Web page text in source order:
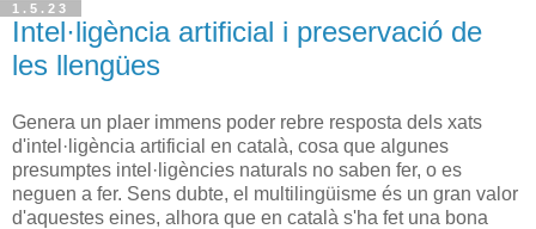
1.5.23
Intel·ligència artificial i preservació de
les llengües
Genera un plaer immens poder rebre resposta dels xats
d'intel·ligència artificial en català, cosa que algunes
presumptes intel·ligències naturals no saben fer, o es
neguen a fer. Sens dubte, el multilingüisme és un gran valor
d'aquestes eines, alhora que en català s'ha fet una bona